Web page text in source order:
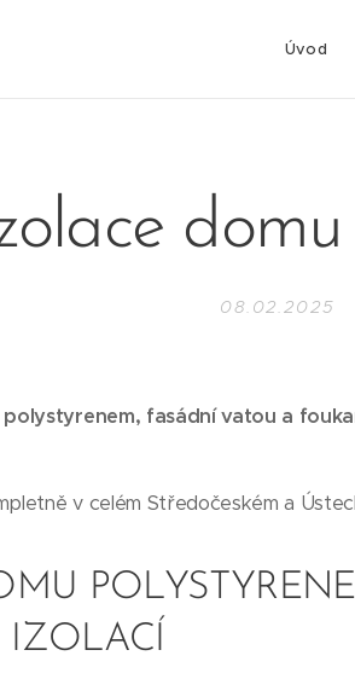
Úvod
08.02.2025
fasádní vatou a
v celém Středočeském a
IZOLACÍ